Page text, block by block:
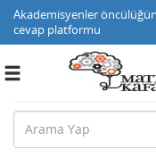
Akademisyenler
cevap platformu
Toggle